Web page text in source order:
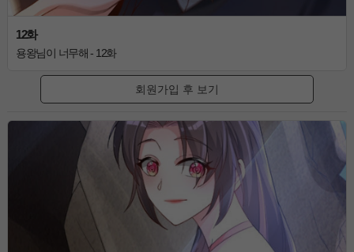
12화
용왕님이 너무해 - 12화
회원가입 후 보기